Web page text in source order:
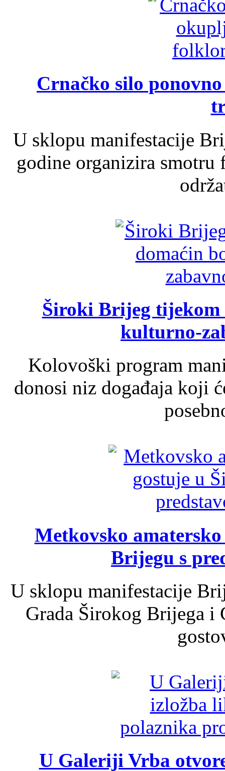
Crnačko silo
U sklopu manifestacije
godine organizira
Široki Brijeg tijekom
kulturno-
Kolovoški program
donosi niz događaja koji
Metkovsko
Brijegu s
U sklopu manifestacije
Grada Širokog Brijega
U Galeriji Vrba